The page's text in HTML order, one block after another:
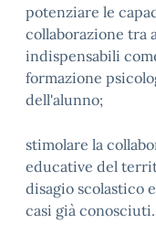
potenziare le
collaborazione tra
indispensabili
formazione
dell'alunno;
stimolare la
educative del
disagio scolastico
casi già conosciuti.